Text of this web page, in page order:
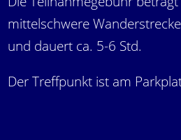
mittelschwere
und dauert ca. 5-6 Std.
Der Treffpunkt ist am